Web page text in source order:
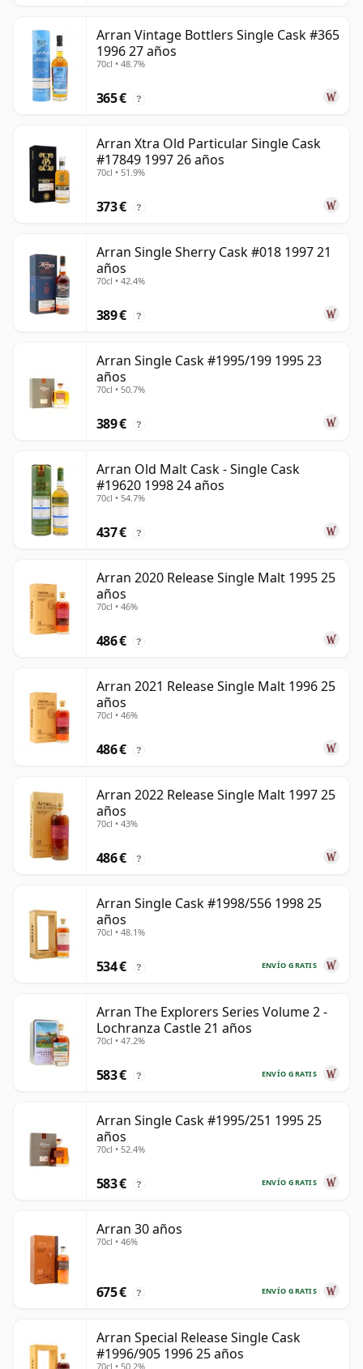
Arran Vintage Bottlers Single Cask #365
1996 27 años
70cl • 48.7%
365 € ?
Arran Xtra Old Particular Single Cask
#17849 1997 26 años
70cl • 51.9%
373 € ?
Arran Single Sherry Cask #018 1997 21
años
70cl • 42.4%
389 € ?
Arran Single Cask #1995/199 1995 23
años
70cl • 50.7%
389 € ?
Arran Old Malt Cask - Single Cask
#19620 1998 24 años
70cl • 54.7%
437 € ?
Arran 2020 Release Single Malt 1995 25
años
70cl • 46%
486 € ?
Arran 2021 Release Single Malt 1996 25
años
70cl • 46%
486 € ?
Arran 2022 Release Single Malt 1997 25
años
70cl • 43%
486 € ?
Arran Single Cask #1998/556 1998 25
años
70cl • 48.1%
ENVÍO GRATIS
534 € ?
Arran The Explorers Series Volume 2 -
Lochranza Castle 21 años
70cl • 47.2%
ENVÍO GRATIS
583 € ?
Arran Single Cask #1995/251 1995 25
años
70cl • 52.4%
ENVÍO GRATIS
583 € ?
Arran 30 años
70cl • 46%
ENVÍO GRATIS
675 € ?
Arran Special Release Single Cask
#1996/905 1996 25 años
70cl • 50.2%